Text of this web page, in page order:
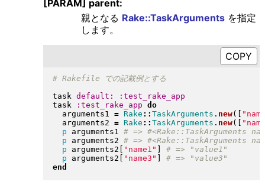
[PARAM] parent:
親となる Rake::TaskArgumentsを指定
します。
task default:
:test_rake_app
task
:test_rake_app do
  arguments1
= Rake :: TaskArguments . new( [ "
  arguments2
= Rake :: TaskArguments . new( [ "
p arguments1
p arguments2
p arguments2 [ " name1 " ]
p arguments2 [ " name3 " ]
end